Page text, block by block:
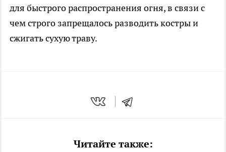
для быстрого распространения огня, в связи с
чем строго запрещалось разводить костры и
сжигать сухую траву.
Читайте также: